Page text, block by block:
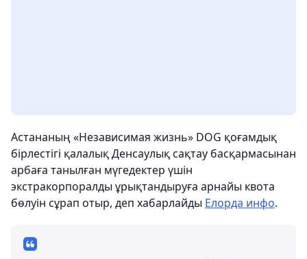
Астананың «Независимая жизнь» DOG қоғамдық
бірлестігі қалалық Денсаулық сақтау басқармасынан
арбаға танылған мүгедектер үшін
экстракорпоралды ұрықтандыруға арнайы квота
бөлуін сұрап отыр, деп хабарлайды Елорда инфо.